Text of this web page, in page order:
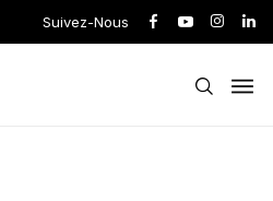
Suivez-Nous